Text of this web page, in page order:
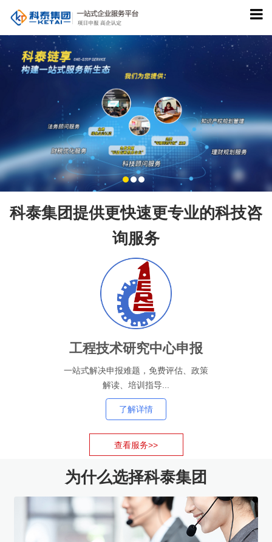
科泰集团提供更快速更专业的科技咨
询服务
工程技术研究中心申报
一站式解决申报难题，免费评估、政策
解读、培训指导...
了解详情
查看服务>>
为什么选择科泰集团